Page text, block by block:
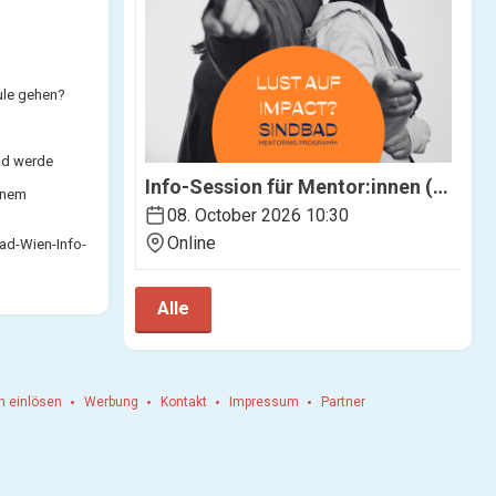
Info-Session für Mentor:innen (online)
08. October 2026 10:30
Online
Alle
gehen?
werde
Wien-Info-
einlösen Werbung Kontakt Impressum Partner